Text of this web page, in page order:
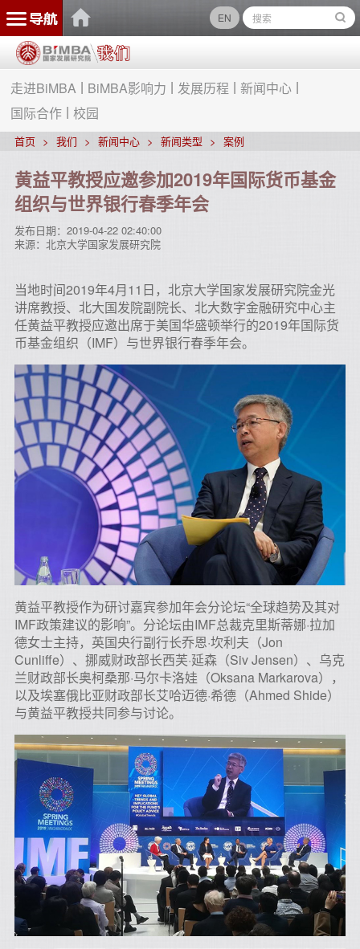
EN
走进BiMBA BiMBA影响力 发展历程
新闻中心
国际合作
校园
首页 我们 新闻中心 新闻类型 案例
黄益平教授应邀参加2019年国际货币基金
组织与世界银行春季年会
发布日期： 2019-04-22 02:40:00
来源： 北京大学国家发展研究院
当地时间2019年4月11日，北京大学国家发展研究院金光
讲席教授、北大国发院副院长、北大数字金融研究中心主
任黄益平教授应邀出席于美国华盛顿举行的2019年国际货
币基金组织（IMF）与世界银行春季年会。
黄益平教授作为研讨嘉宾参加年会分论坛“全球趋势及其对
IMF政策建议的影响”。分论坛由IMF总裁克里斯蒂娜·拉加
德女士主持，英国央行副行长乔恩·坎利夫（Jon
Cunliffe）、挪威财政部长西芙·延森（Siv Jensen）、乌克
兰财政部长奥柯桑那·马尔卡洛娃（Oksana Markarova），
以及埃塞俄比亚财政部长艾哈迈德·希德（Ahmed Shide）
与黄益平教授共同参与讨论。